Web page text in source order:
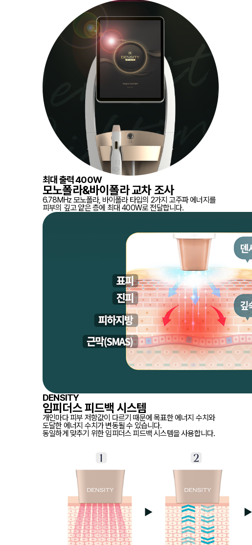
최대 출력 400W
모노폴라&바이폴라 교차 조사
6.78MHz 모노폴라, 바이폴라 타입의 2가지 고주파 에너지를
피부의 깊고 얕은 층에 최대 400W로 전달합니다.
DENSITY
임피더스 피드백 시스템
개인마다 피부 저항값이 다르기 때문에 목표한 에너지 수치와
도달한 에너지 수치가 변동될 수 있습니다.
동일하게 맞추기 위한 임피더스 피드백 시스템을 사용합니다.